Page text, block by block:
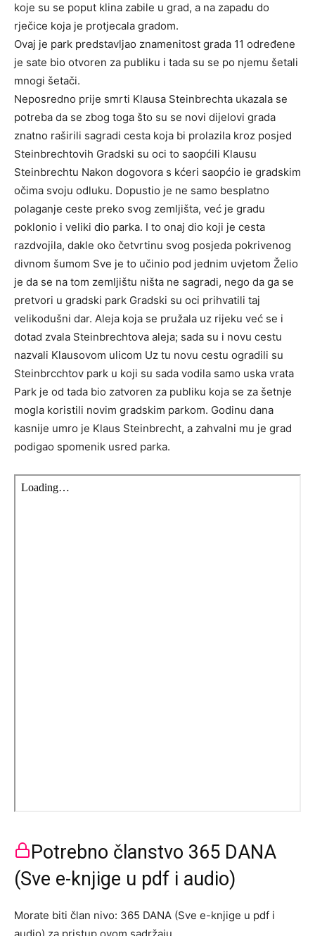
koje su se poput klina zabile u grad, a na zapadu do
rječice koja je protjecala gradom.
Ovaj je park predstavljao znamenitost grada 11 određene
je sate bio otvoren za publiku i tada su se po njemu šetali
mnogi šetači.
Neposredno prije smrti Klausa Steinbrechta ukazala se
potreba da se zbog toga što su se novi dijelovi grada
znatno raširili sagradi cesta koja bi prolazila kroz posjed
Steinbrechtovih Gradski su oci to saopćili Klausu
Steinbrechtu Nakon dogovora s kćeri saopćio ie gradskim
očima svoju odluku. Dopustio je ne samo besplatno
polaganje ceste preko svog zemljišta, već je gradu
poklonio i veliki dio parka. I to onaj dio koji je cesta
razdvojila, dakle oko četvrtinu svog posjeda pokrivenog
divnom šumom Sve je to učinio pod jednim uvjetom Želio
je da se na tom zemljištu ništa ne sagradi, nego da ga se
pretvori u gradski park Gradski su oci prihvatili taj
velikodušni dar. Aleja koja se pružala uz rijeku već se i
dotad zvala Steinbrechtova aleja; sada su i novu cestu
nazvali Klausovom ulicom Uz tu novu cestu ogradili su
Steinbrcchtov park u koji su sada vodila samo uska vrata
Park je od tada bio zatvoren za publiku koja se za šetnje
mogla koristili novim gradskim parkom. Godinu dana
kasnije umro je Klaus Steinbrecht, a zahvalni mu je grad
podigao spomenik usred parka.
Potrebno članstvo 365 DANA
(Sve e-knjige u pdf i audio)
Morate biti član nivo: 365 DANA (Sve e-knjige u pdf i